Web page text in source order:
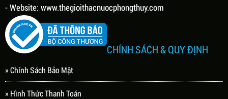
- Website: www.thegioithacnuocphongthuy.com
CHÍNH SÁCH & QUY ĐỊNH
» Chính Sách Bảo Mật
» Hình Thức Thanh Toán